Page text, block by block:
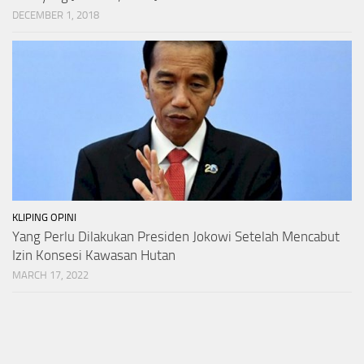
DECEMBER 1, 2018
KLIPING OPINI
Yang Perlu Dilakukan Presiden Jokowi Setelah Mencabut
Izin Konsesi Kawasan Hutan
MARCH 17, 2022